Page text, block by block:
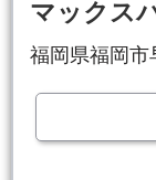
マックス
福岡県福岡市